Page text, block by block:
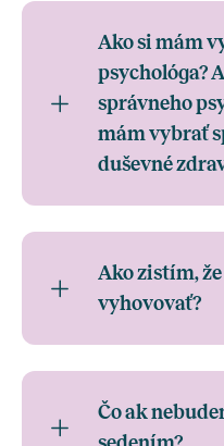
Ako si mám
psychológa?
správneho
mám vybrať
duševné
Ako zistím,
vyhovovať?
Čo ak